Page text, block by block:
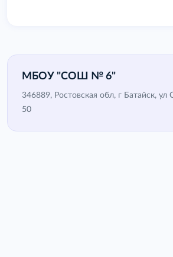
МБОУ "СОШ № 6"
346889, Ростовская обл, г Батайск, ул
50